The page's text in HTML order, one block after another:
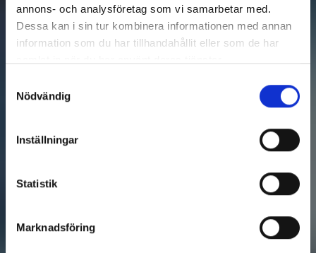
annons- och analysföretag som vi samarbetar med.
Dessa kan i sin tur kombinera informationen med annan
information som du har tillhandahållit eller som de har
Nödvändig
Inställningar
Statistik
Marknadsföring